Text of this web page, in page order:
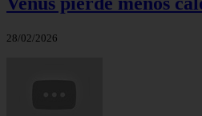
28/02/2026